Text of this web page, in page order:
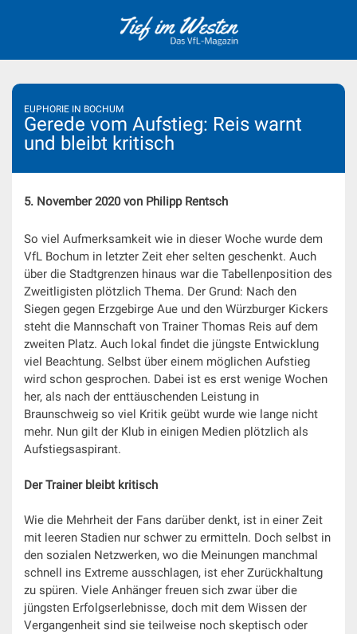
EUPHORIE IN BOCHUM
Gerede vom Aufstieg: Reis warnt
und bleibt kritisch
5. November 2020 von Philipp Rentsch
So viel Aufmerksamkeit wie in dieser Woche wurde dem
VfL Bochum in letzter Zeit eher selten geschenkt. Auch
über die Stadtgrenzen hinaus war die Tabellenposition des
Zweitligisten plötzlich Thema. Der Grund: Nach den
Siegen gegen Erzgebirge Aue und den Würzburger Kickers
steht die Mannschaft von Trainer Thomas Reis auf dem
zweiten Platz. Auch lokal findet die jüngste Entwicklung
viel Beachtung. Selbst über einem möglichen Aufstieg
wird schon gesprochen. Dabei ist es erst wenige Wochen
her, als nach der enttäuschenden Leistung in
Braunschweig so viel Kritik geübt wurde wie lange nicht
mehr. Nun gilt der Klub in einigen Medien plötzlich als
Aufstiegsaspirant.
Der Trainer bleibt kritisch
Wie die Mehrheit der Fans darüber denkt, ist in einer Zeit
mit leeren Stadien nur schwer zu ermitteln. Doch selbst in
den sozialen Netzwerken, wo die Meinungen manchmal
schnell ins Extreme ausschlagen, ist eher Zurückhaltung
zu spüren. Viele Anhänger freuen sich zwar über die
jüngsten Erfolgserlebnisse, doch mit dem Wissen der
Vergangenheit sind sie teilweise noch skeptisch oder